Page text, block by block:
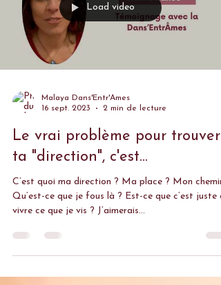
Load video
Malaya Dans'Entr'Âmes
16 sept. 2023
2 min de lecture
Le vrai problème pour trouver
ta "direction", c'est...
C’est quoi ma direction ? Ma place ? Mon chemin
Qu’est-ce que je fous là ? Est-ce que c’est juste
vivre ce que je vis ? J’aimerais...